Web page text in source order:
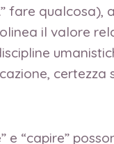
fare qualcosa),
il valore
e “capire”